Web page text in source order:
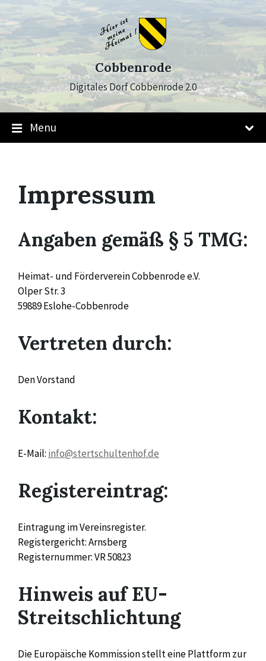
Skip
to
content
Skip
to
main
navigation
Skip
to
footer
Cobbenrode
Digitales Dorf Cobbenrode 2.0
Menu
Impressum
Angaben gemäß § 5 TMG:
Heimat- und Förderverein Cobbenrode e.V.
Olper Str. 3
59889 Eslohe-Cobbenrode
Vertreten durch:
Den Vorstand
Kontakt:
E-Mail: info@stertschultenhof.de
Registereintrag:
Eintragung im Vereinsregister.
Registergericht: Arnsberg
Registernummer: VR 50823
Hinweis auf EU-
Streitschlichtung
Die Europäische Kommission stellt eine Plattform zur